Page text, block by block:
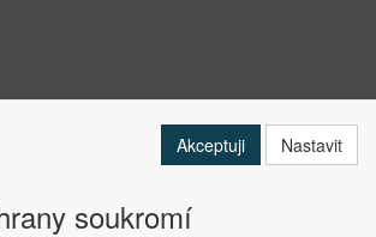
Akceptuji Nastavit
soukromí